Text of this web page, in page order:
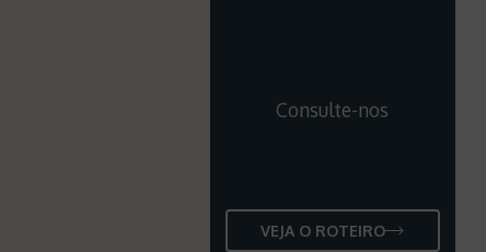
Consulte-nos
VEJA O ROTEIRO